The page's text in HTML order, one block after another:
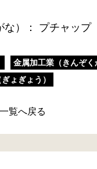
な）： プチャップ
金属加工業（きんぞく
ょぎょう）
一覧へ戻る